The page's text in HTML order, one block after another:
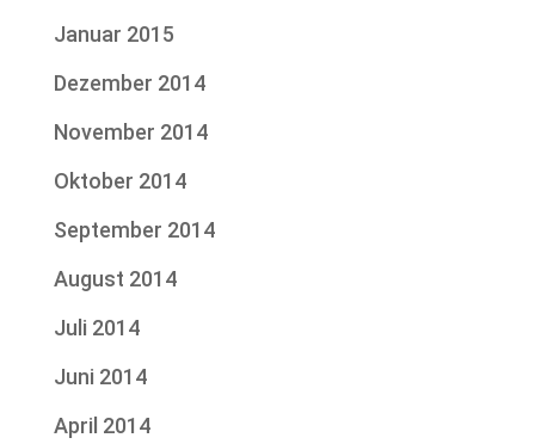
Januar 2015
Dezember 2014
November 2014
Oktober 2014
September 2014
August 2014
Juli 2014
Juni 2014
April 2014